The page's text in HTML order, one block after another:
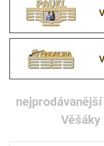
Věšáky